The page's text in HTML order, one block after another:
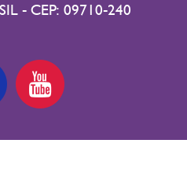
- CEP: 09710-240